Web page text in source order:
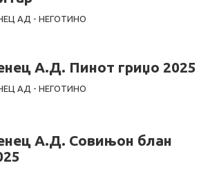
АД - НЕГОТИНО
А.Д. Пинот гриџо 2025
АД - НЕГОТИНО
А.Д. Совињон блан